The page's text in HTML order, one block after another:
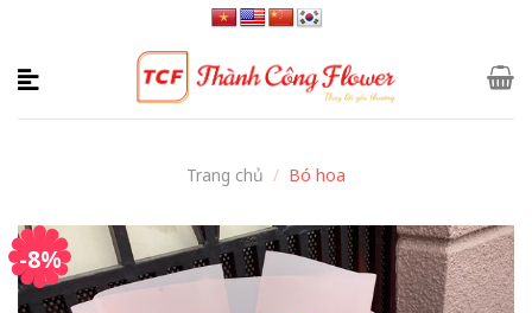
content
Trang chủ / Bó hoa
-8%